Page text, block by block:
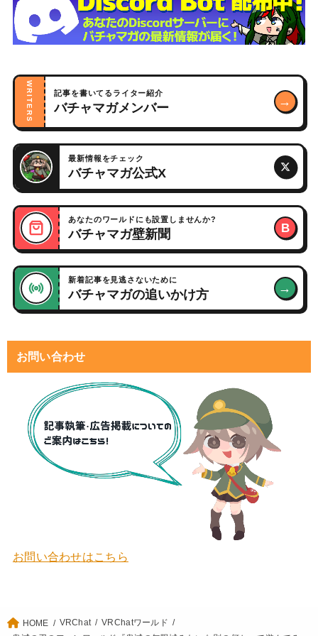
WRITERS 記事を書いてるライター紹介
バチャマガメンバー →
最新情報をチェック
バチャマガ公式X
あなたのワールドにも設置しませんか?
バチャマガ壁新聞 B
新着記事を見逃さないために
バチャマガの追いかけ方 →
お問い合わせ
お問い合わせはこちら
HOME VRChat
VRChatワールド